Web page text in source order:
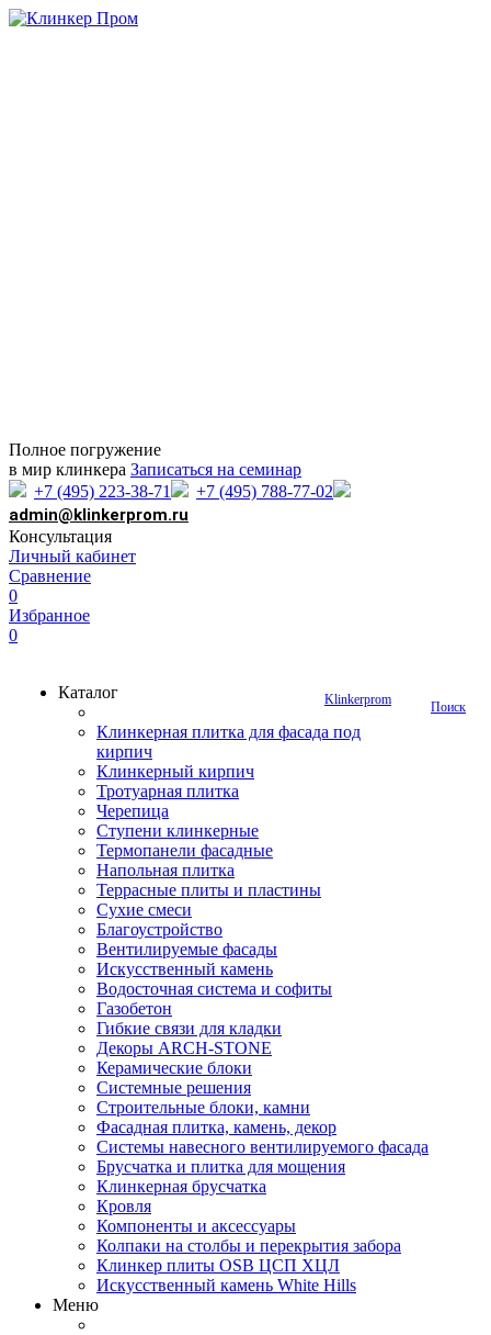
Полное погружение
в мир клинкера Записаться на семинар
+7 (495) 223-38-71
+7 (495) 788-77-02
admin@klinkerprom.ru
Консультация
Личный кабинет
Сравнение
0
Избранное
0
Поиск
Klinkerprom
Каталог
Клинкерная плитка для фасада под
кирпич
Клинкерный кирпич
Тротуарная плитка
Черепица
Ступени клинкерные
Термопанели фасадные
Напольная плитка
Террасные плиты и пластины
Сухие смеси
Благоустройство
Вентилируемые фасады
Искусственный камень
Водосточная система и софиты
Газобетон
Гибкие связи для кладки
Декоры ARCH-STONE
Керамические блоки
Системные решения
Строительные блоки, камни
Фасадная плитка, камень, декор
Системы навесного вентилируемого фасада
Брусчатка и плитка для мощения
Клинкерная брусчатка
Кровля
Компоненты и аксессуары
Колпаки на столбы и перекрытия забора
Клинкер плиты OSB ЦСП ХЦЛ
Искусственный камень White Hills
Меню